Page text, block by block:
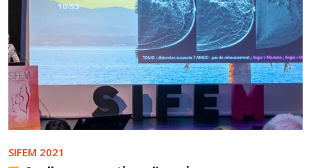
SIFEM 2021